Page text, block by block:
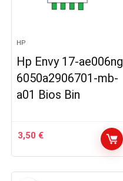
HP
Hp Envy 17-ae006ng
6050a2906701-mb-
a01 Bios Bin
3,50 €